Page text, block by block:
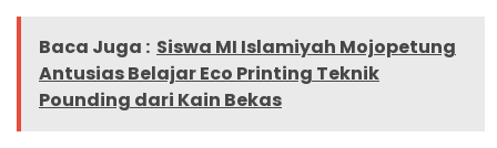
Baca Juga : Siswa MI Islamiyah Mojopetung
Antusias Belajar Eco Printing Teknik
Pounding dari Kain Bekas